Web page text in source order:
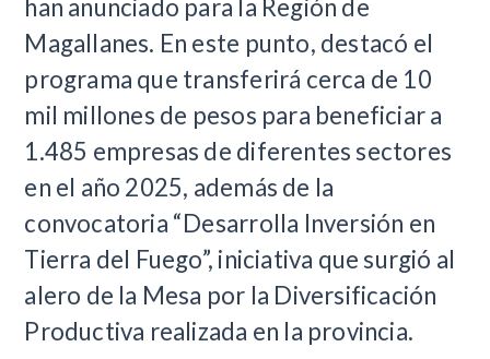
han anunciado para la Región de
Magallanes. En este punto, destacó el
programa que transferirá cerca de 10
mil millones de pesos para beneficiar a
1.485 empresas de diferentes sectores
en el año 2025, además de la
convocatoria “Desarrolla Inversión en
Tierra del Fuego”, iniciativa que surgió al
alero de la Mesa por la Diversificación
Productiva realizada en la provincia.